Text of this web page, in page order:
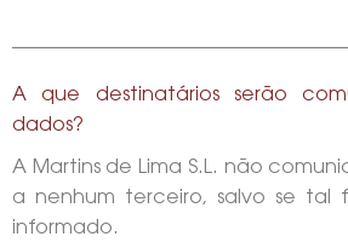
A que destinatários serão
dados?
A Martins de Lima S.L. não
a nenhum terceiro, salvo se tal
informado.